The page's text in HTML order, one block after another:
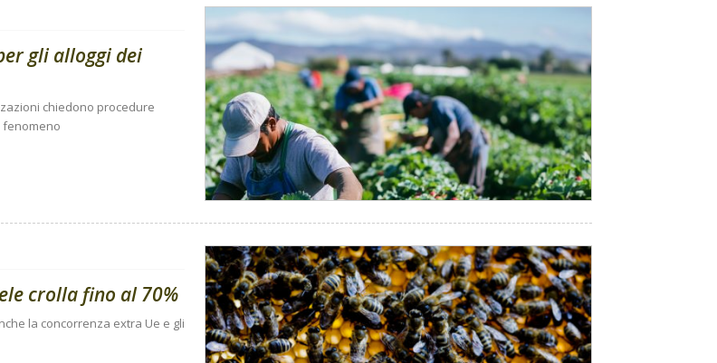
gli alloggi dei
chiedono procedure
fenomeno
crolla fino al 70%
la concorrenza extra Ue e gli